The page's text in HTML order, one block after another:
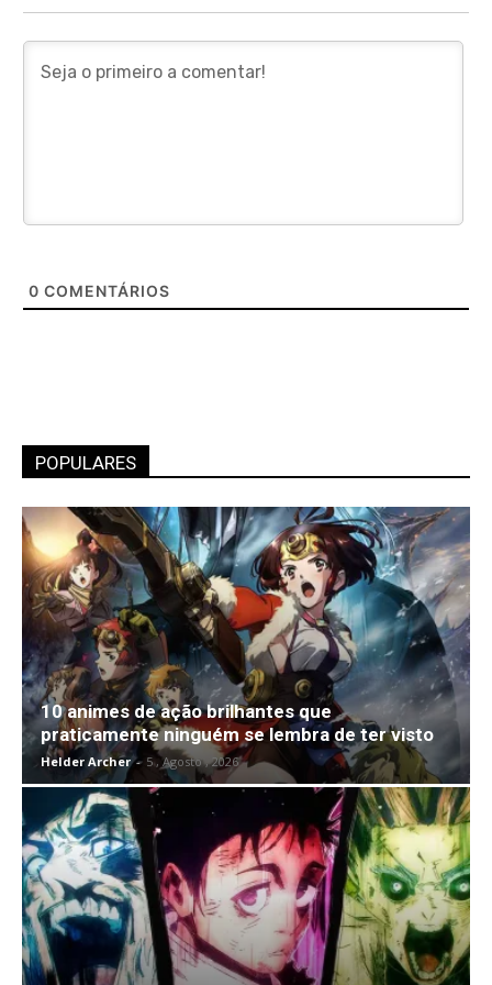
0 COMENTÁRIOS
POPULARES
10 animes de ação brilhantes que
praticamente ninguém se lembra de ter visto
Helder Archer - 5 , Agosto , 2026